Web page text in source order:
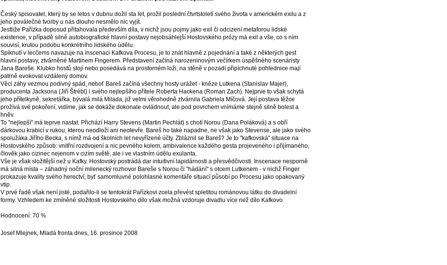
Český spisovatel, který by se letos v dubnu dožil sta let, prožil poslední čtvrtstoletí svého života v americkém exilu a z
jeho poválečné tvorby u nás dlouho nesmělo nic vyjít.
Jestliže Pařízka doposud přitahovala především díla, v nichž jsou pojmy jako exil či odcizení metaforou lidské
existence, v případě silně autobiografické hlavní postavy nejobsáhlejší Hostovského prózy má exil a vše, co s ním
souvisí, krutou podobu konkrétního lidského údělu.
Spiknutí v lecčems navazuje na inscenaci Kafkova Procesu, je to znát hlavně z pojednání a také z některých gest
hlavní postavy, ztvárněné Martinem Fingerem. Představení začíná narozeninovým večírkem úspěšného scenáristy
Jana Bareše. Klubko hostů stojí nebo posedává na prostorném loži, na stěně v pozadí připíchnuté pohlednice mají
patrně evokovat vzdálený domov.
Věci záhy vezmou podivný spád, neboť Bareš začíná všechny hosty urážet - kněze Lutkena (Stanislav Majer),
producenta Jacksona (Jiří Štrébl) i svého nejlepšího přítele Roberta Hackena (Roman Zach). Nejprve to však schytá
jeho přítelkyně, sekretářka, bývalá milá Milada, již velmi věrohodně ztvárnila Gabriela Míčová. Její postava těžce
prožívá své pokoření, vidíme, jak se dokáže dokonale ovládnout, ale pod povrchem vnímáme stejně silně bolest a
hněv.
To "nejlepší" má teprve nastat. Přichází Harry Stevens (Martin Pechlát) s chotí Norou (Dana Poláková) a s obří
dárkovou krabicí v rukou, kterou neodloží ani neotevře. Bareš ho také napadne, ne však jako Stevense, ale jako svého
spolužáka Jiřího Becka, s nímž má od školních let nevyřízené účty. Zbláznil se Bareš? Je to "kafkovská" situace na
Hostovského způsob: vnitřní rozdvojení a nic pevného kolem, ambivalence každého gesta projeveného i přijímaného,
člověk jako cizinec nejenom v cizím světě, ale i ve vlastním údělu exulanta.
Vše je však složitější než u Kafky. Hostovský postrádá dar intuitivní lapidárnosti a přesvědčivosti. Inscenace nesporně
má silná místa – záhadný noční milenecký rozhovor Bareše s Norou či "hádání" s otcem Lutkenem - v nichž Finger
prokazuje kvality svého herectví, byť samomluvné polohlasné komentáře situací působí po Procesu jako opakovaný
vtip.
V prvé řadě však není jisté, podařilo-li se tentokrát Pařízkovi zcela převést spletitou románovou látku do divadelní
formy. Vzhledem ke zmíněné složitosti Hostovského dílo však možná vzdoruje divadlu více než dílo Kafkovo.
Hodnocení: 70 %
Josef Mlejnek, Mladá fronta dnes, 16. prosince 2008